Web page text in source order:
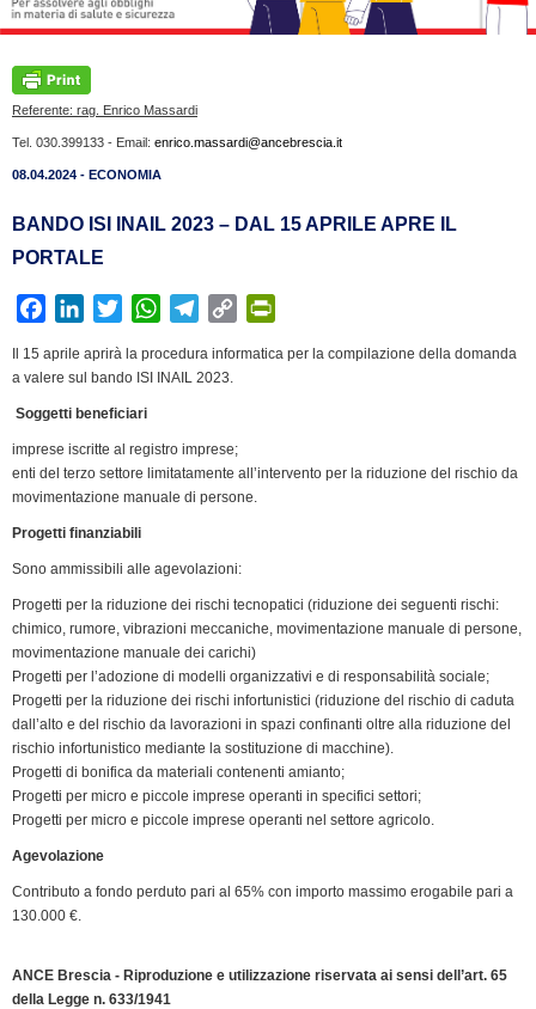
Referente: rag. Enrico Massardi
Tel. 030.399133 - Email: enrico.massardi@ancebrescia.it
08.04.2024 - ECONOMIA
BANDO ISI INAIL 2023 – DAL 15 APRILE APRE IL
PORTALE
c
b
o
o
k
n
e
d
I
n
i
t
e
r
W
a
A
p
p
l
r
a
m
C
p
i
n
k
i
r
l
Il 15 aprile aprirà la procedura informatica per la compilazione della domanda
a valere sul bando ISI INAIL 2023.
Soggetti beneficiari
imprese iscritte al registro imprese;
enti del terzo settore limitatamente all’intervento per la riduzione del rischio da
movimentazione manuale di persone.
Progetti finanziabili
Sono ammissibili alle agevolazioni:
Progetti per la riduzione dei rischi tecnopatici (riduzione dei seguenti rischi:
chimico, rumore, vibrazioni meccaniche, movimentazione manuale di persone,
movimentazione manuale dei carichi)
Progetti per l’adozione di modelli organizzativi e di responsabilità sociale;
Progetti per la riduzione dei rischi infortunistici (riduzione del rischio di caduta
dall’alto e del rischio da lavorazioni in spazi confinanti oltre alla riduzione del
rischio infortunistico mediante la sostituzione di macchine).
Progetti di bonifica da materiali contenenti amianto;
Progetti per micro e piccole imprese operanti in specifici settori;
Progetti per micro e piccole imprese operanti nel settore agricolo.
Agevolazione
Contributo a fondo perduto pari al 65% con importo massimo erogabile pari a
130.000 €.
ANCE Brescia - Riproduzione e utilizzazione riservata ai sensi dell’art. 65
della Legge n. 633/1941